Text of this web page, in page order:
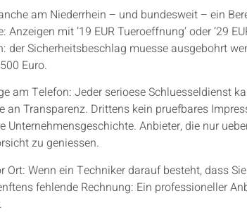
am Niederrhein – und bundesweit – ein
mit ’19 EUR Tueroeffnung‘ oder ’29
der Sicherheitsbeschlag muesse ausgebohrt
Euro.
am Telefon: Jeder serioese Schluesseldienst
an Transparenz. Drittens kein pruefbares
Unternehmensgeschichte. Anbieter, die nur
zu geniessen.
Wenn ein Techniker darauf besteht, dass
fehlende Rechnung: Ein professioneller